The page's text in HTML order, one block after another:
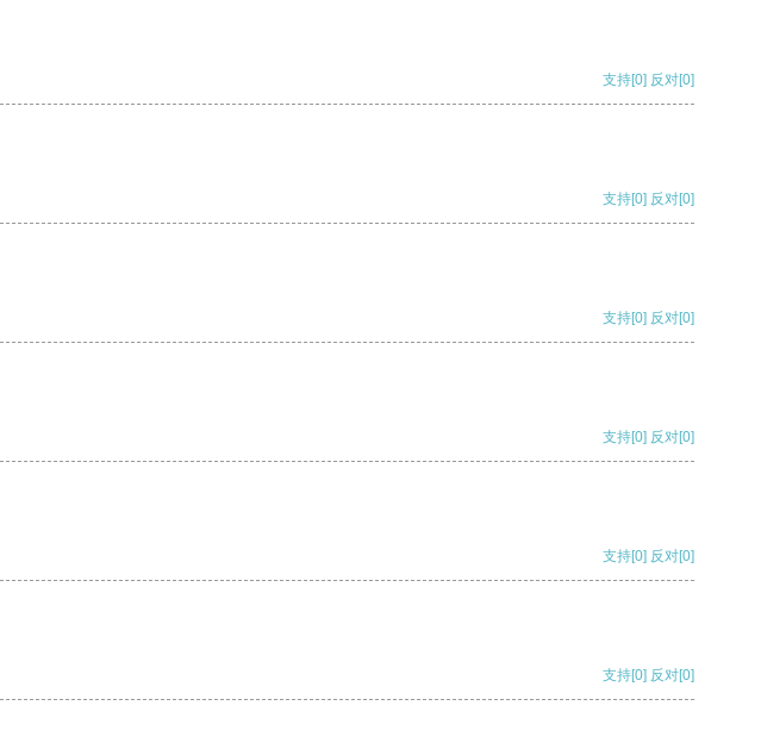
支持[0] 反对[0]
支持[0] 反对[0]
支持[0] 反对[0]
支持[0] 反对[0]
支持[0] 反对[0]
支持[0] 反对[0]